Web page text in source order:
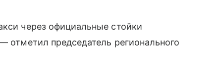
через официальные стойки
отметил председатель регионального